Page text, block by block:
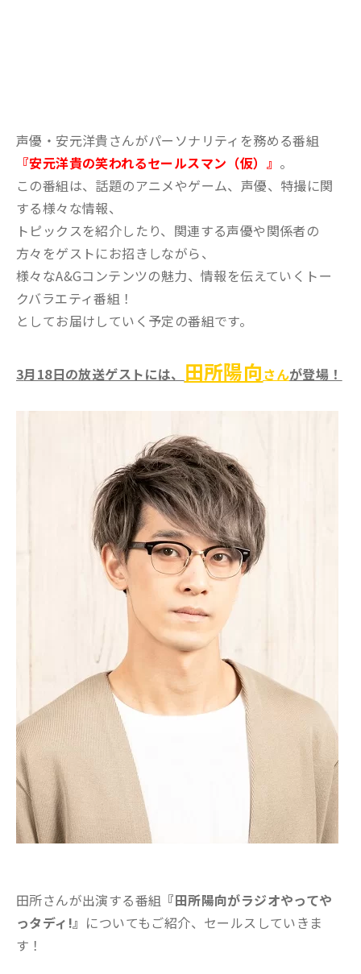
声優・安元洋貴さんがパーソナリティを務める番組
『安元洋貴の笑われるセールスマン（仮）』 。
この番組は、話題のアニメやゲーム、声優、特撮に関
する様々な情報、
トピックスを紹介したり、関連する声優や関係者の
方々をゲストにお招きしながら、
様々なA&Gコンテンツの魅力、情報を伝えていくトー
クバラエティ番組！
としてお届けしていく予定の番組です。
3月18日の放送ゲストには、 田所陽向さんが登場！
田所さんが出演する番組 『田所陽向がラジオやってや
っタディ!』 についてもご紹介、セールスしていきま
す！